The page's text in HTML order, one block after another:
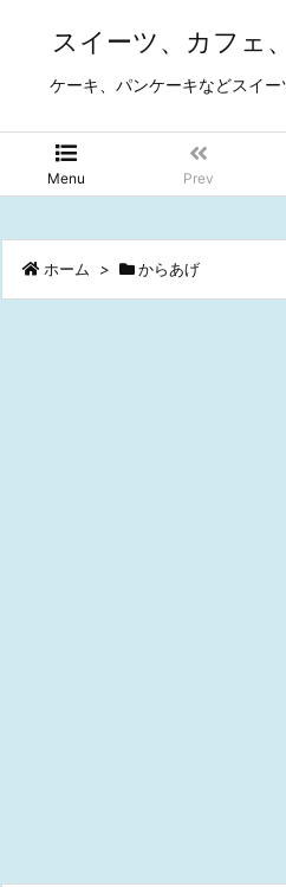
スイーツ、カフェ
ケーキ、パンケーキなどスイ
Menu Prev
ホーム > からあげ